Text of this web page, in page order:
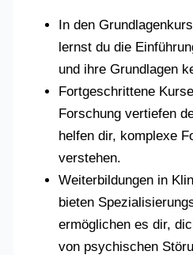
In den
lernst du die
und ihre Grundlagen
Fortgeschrittene
Forschung vertiefen
helfen dir, komplexe
verstehen.
Weiterbildungen in
bieten
ermöglichen es dir,
von psychischen